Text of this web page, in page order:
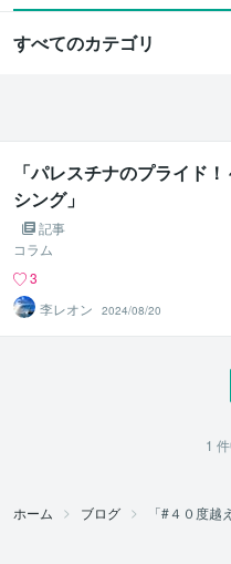
すべてのカテゴリ
「パレスチナのプライド
シング」
記事
コラム
3
李レオン
2024/08/20
1
ホーム ブログ 「#４０度越